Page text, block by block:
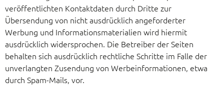
veröffentlichten Kontaktdaten durch Dritte zur
Übersendung von nicht ausdrücklich angeforderter
Werbung und Informationsmaterialien wird hiermit
ausdrücklich widersprochen. Die Betreiber der Seiten
behalten sich ausdrücklich rechtliche Schritte im Falle der
unverlangten Zusendung von Werbeinformationen, etwa
durch Spam-Mails, vor.